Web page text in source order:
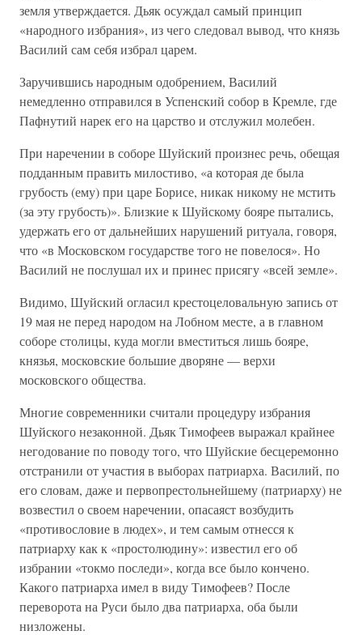
земля утверждается. Дьяк осуждал самый принцип
«народного избрания», из чего следовал вывод, что князь
Василий сам себя избрал царем.
Заручившись народным одобрением, Василий
немедленно отправился в Успенский собор в Кремле, где
Пафнутий нарек его на царство и отслужил молебен.
При наречении в соборе Шуйский произнес речь, обещая
подданным править милостиво, «а которая де была
грубость (ему) при царе Борисе, никак никому не мстить
(за эту грубость)». Близкие к Шуйскому бояре пытались,
удержать его от дальнейших нарушений ритуала, говоря,
что «в Московском государстве того не повелося». Но
Василий не послушал их и принес присягу «всей земле».
Видимо, Шуйский огласил крестоцеловальную запись от
19 мая не перед народом на Лобном месте, а в главном
соборе столицы, куда могли вместиться лишь бояре,
князья, московские большие дворяне — верхи
московского общества.
Многие современники считали процедуру избрания
Шуйского незаконной. Дьяк Тимофеев выражал крайнее
негодование по поводу того, что Шуйские бесцеремонно
отстранили от участия в выборах патриарха. Василий, по
его словам, даже и первопрестольнейшему (патриарху) не
возвестил о своем наречении, опасаяст возбудить
«противословие в людех», и тем самым отнесся к
патриарху как к «простолюдину»: известил его об
избрании «токмо последи», когда все было кончено.
Какого патриарха имел в виду Тимофеев? После
переворота на Руси было два патриарха, оба были
низложены.